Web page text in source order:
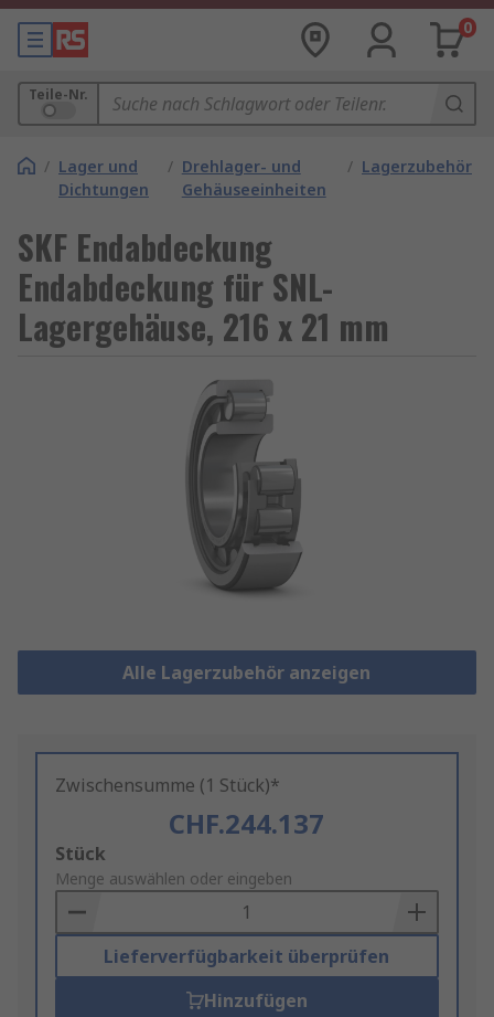
0
Teile-Nr.
/ Lager und
Dichtungen
/ Drehlager- und
Gehäuseeinheiten
/ Lagerzubehör
SKF Endabdeckung
Endabdeckung für SNL-
Lagergehäuse, 216 x 21 mm
Alle Lagerzubehör anzeigen
Zwischensumme (1 Stück)*
CHF.244.137
Add
to
Basket
Stück
Menge auswählen oder eingeben
Lieferverfügbarkeit überprüfen
Hinzufügen